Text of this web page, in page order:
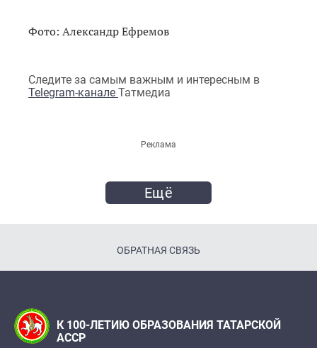
Фото: Александр Ефремов
Следите за самым важным и интересным в
Telegram-канале Татмедиа
Реклама
Ещё
ОБРАТНАЯ СВЯЗЬ
К 100-ЛЕТИЮ ОБРАЗОВАНИЯ ТАТАРСКОЙ
АССР